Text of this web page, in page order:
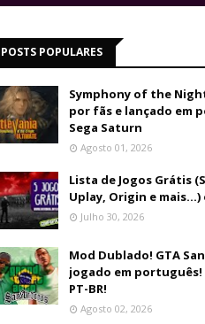
POSTS POPULARES
Symphony of the
por fãs e lançado em
Sega Saturn
Agosto 01, 2026
Lista de Jogos Grátis
Uplay, Origin e mais...)
Julho 30, 2026
Mod Dublado! GTA
jogado em português!
PT-BR!
Agosto 02, 2026